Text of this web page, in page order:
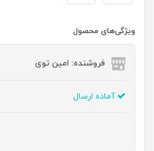
ویژگی‌های محصول
فروشنده: امین توی
آماده ارسال